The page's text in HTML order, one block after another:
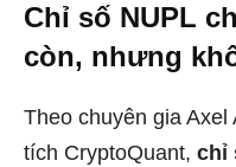
Chỉ số NUPL
còn, nhưng
Theo chuyên gia
tích CryptoQuant, chỉ